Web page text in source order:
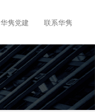
华隽党建 联系华隽